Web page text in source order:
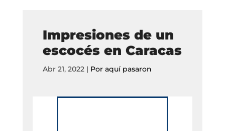
Impresiones de un
escocés en Caracas
Abr 21, 2022| Por aquí pasaron